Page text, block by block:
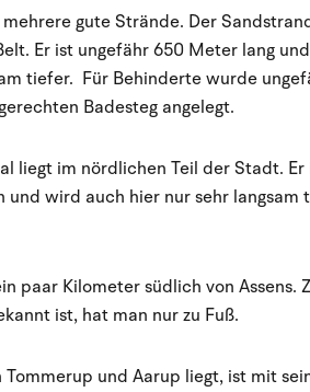
gute Strände. Der
Er ist ungefähr 650 Meter lang
tiefer. Für Behinderte wurde
Badesteg angelegt.
liegt im nördlichen Teil der Stadt.
wird auch hier nur sehr langsam
paar Kilometer südlich von Assens.
ist, hat man nur zu Fuß.
und Aarup liegt, ist mit